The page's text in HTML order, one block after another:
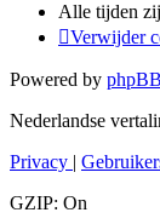
Alle tijden
Verwijder
Powered by phpBB
Nederlandse
Privacy |
GZIP: On